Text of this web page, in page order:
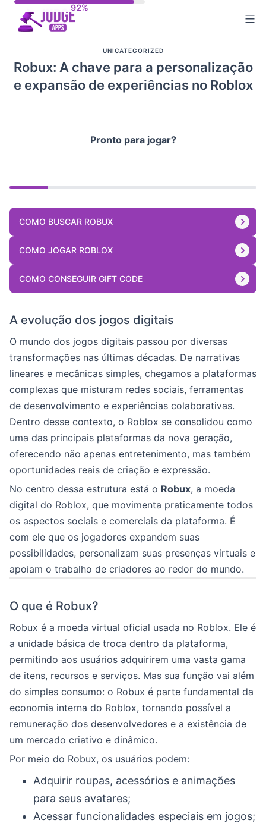
UNICATEGORIZED
Robux: A chave para a personalização
e expansão de experiências no Roblox
Pronto para jogar?
COMO BUSCAR ROBUX
COMO JOGAR ROBLOX
COMO CONSEGUIR GIFT CODE
A evolução dos jogos digitais
O mundo dos jogos digitais passou por diversas
transformações nas últimas décadas. De narrativas
lineares e mecânicas simples, chegamos a plataformas
complexas que misturam redes sociais, ferramentas
de desenvolvimento e experiências colaborativas.
Dentro desse contexto, o Roblox se consolidou como
uma das principais plataformas da nova geração,
oferecendo não apenas entretenimento, mas também
oportunidades reais de criação e expressão.
No centro dessa estrutura está o Robux, a moeda
digital do Roblox, que movimenta praticamente todos
os aspectos sociais e comerciais da plataforma. É
com ele que os jogadores expandem suas
possibilidades, personalizam suas presenças virtuais e
apoiam o trabalho de criadores ao redor do mundo.
O que é Robux?
Robux é a moeda virtual oficial usada no Roblox. Ele é
a unidade básica de troca dentro da plataforma,
permitindo aos usuários adquirirem uma vasta gama
de itens, recursos e serviços. Mas sua função vai além
do simples consumo: o Robux é parte fundamental da
economia interna do Roblox, tornando possível a
remuneração dos desenvolvedores e a existência de
um mercado criativo e dinâmico.
Por meio do Robux, os usuários podem:
Adquirir roupas, acessórios e animações
para seus avatares;
Acessar funcionalidades especiais em jogos;